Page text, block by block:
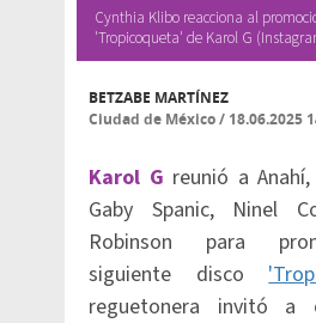
Cynthia Klibo reacciona al
'Tropicoqueta' de Karol G
BETZABE MARTÍNEZ
Ciudad de México/ 18.06.2025
Karol G reunió a
Gaby Spanic, Ninel
Robinson para
siguiente disco
reguetonera invitó a